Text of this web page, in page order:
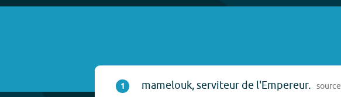
1 mamelouk, serviteur de l'Empereur. source